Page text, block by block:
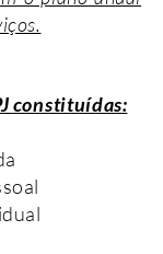
constituídas: